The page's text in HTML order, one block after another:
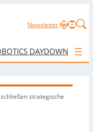
NewsletterLinkedIn
DAYDOWNLOAD
strategische